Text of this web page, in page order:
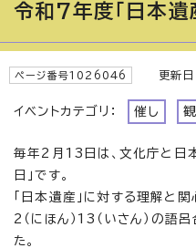
令和7年度「日本遺
ページ番号1026046 更新日
イベントカテゴリ： 催し
毎年2月13日は、文化庁と日
日」です。
「日本遺産」に対する理解と関
2（にほん）13（いさん）の語
た。